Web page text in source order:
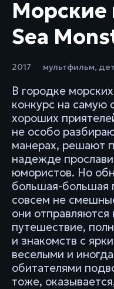
Морские
Sea
2017 мультфильм,
В городке
конкурс на
хороших
не особо
манерах, решают
надежде
юмористов. Но
большая-большая
совсем не
они
путешествие,
и знакомств с
веселыми и
обитателями
тоже,